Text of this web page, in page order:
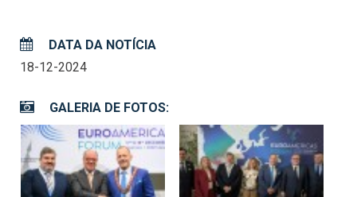
DATA DA NOTÍCIA
18-12-2024
GALERIA DE FOTOS: